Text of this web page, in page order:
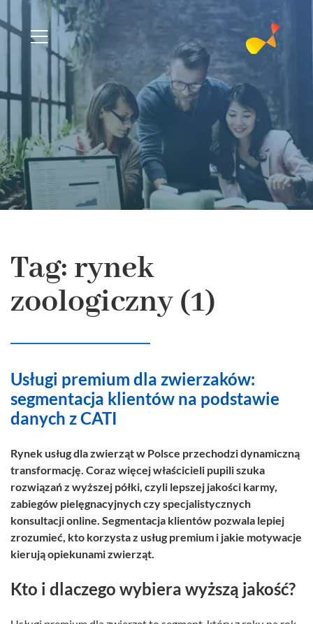
Tag: rynek
zoologiczny (1)
Usługi premium dla zwierzaków:
segmentacja klientów na podstawie
danych z CATI
Rynek usług dla zwierząt w Polsce przechodzi dynamiczną
transformację. Coraz więcej właścicieli pupili szuka
rozwiązań z wyższej półki, czyli lepszej jakości karmy,
zabiegów pielęgnacyjnych czy specjalistycznych
konsultacji online. Segmentacja klientów pozwala lepiej
zrozumieć, kto korzysta z usług premium i jakie motywacje
kierują opiekunami zwierząt.
Kto i dlaczego wybiera wyższą jakość?